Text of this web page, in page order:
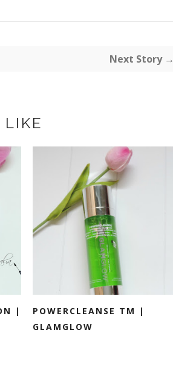
Next Story →
|
POWERCLEANSE TM |
GLAMGLOW